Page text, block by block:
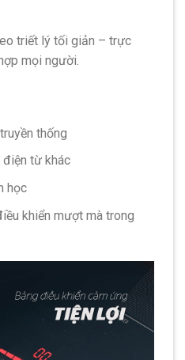
triết lý tối giản – trực
mọi người.
thống
điện từ khác
học
khiển mượt mà trong